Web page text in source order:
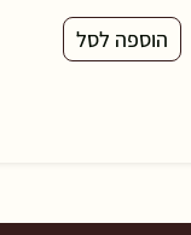
הוספה לסל